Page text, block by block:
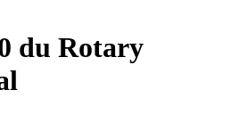
du Rotary